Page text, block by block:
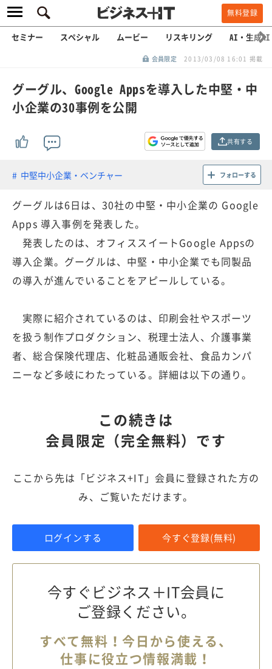
無料登録
セミナー スペシャル ムービー リスキリング AI・生成AI
会員限定 2013/03/08 16:01 掲載
グーグル、Google Appsを導入した中堅・中
小企業の30事例を公開
共有する
中堅中小企業・ベンチャー フォローする
グーグルは6日は、30社の中堅・中小企業の Google
Apps 導入事例を発表した。
発表したのは、オフィススイートGoogle Appsの
導入企業。グーグルは、中堅・中小企業でも同製品
の導入が進んでいることをアピールしている。
実際に紹介されているのは、印刷会社やスポーツ
を扱う制作プロダクション、税理士法人、介護事業
者、総合保険代理店、化粧品通販会社、食品カンパ
ニーなど多岐にわたっている。詳細は以下の通り。
この続きは
会員限定（完全無料）です
ここから先は「ビジネス+IT」会員に登録された方の
み、ご覧いただけます。
ログインする 今すぐ登録(無料)
今すぐビジネス＋IT会員に
ご登録ください。
すべて無料！今日から使える、
仕事に役立つ情報満載！